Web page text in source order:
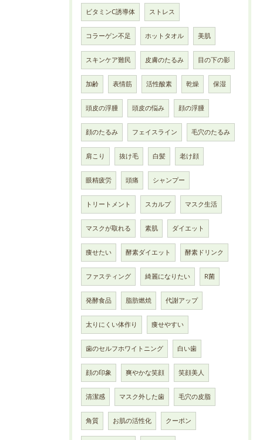
ビタミンC誘導体 ストレス
コラーゲン不足 ホットタオル 美肌
スキンケア難民 皮膚のたるみ 目の下の影
加齢 表情筋 活性酸素 乾燥 保湿
頭皮の浮腫 頭皮の悩み 顔の浮腫
顔のたるみ フェイスライン 毛穴のたるみ
肩こり 抜け毛 白髪 老け顔
眼精疲労 頭痛 シャンプー
トリートメント スカルプ マスク生活
マスクが取れる 素肌 ダイエット
痩せたい 酵素ダイエット 酵素ドリンク
ファスティング 綺麗になりたい R菌
発酵食品 脂肪燃焼 代謝アップ
太りにくい体作り 痩せやすい
歯のセルフホワイトニング 白い歯
顔の印象 爽やかな笑顔 笑顔美人
清潔感 マスク外した歯 毛穴の皮脂
角質 お肌の活性化 クーポン